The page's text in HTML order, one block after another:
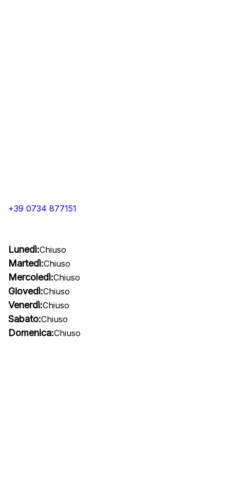
+39 0734 877151
Lunedì:Chiuso
Martedì:Chiuso
Mercoledì:Chiuso
Giovedì:Chiuso
Venerdì:Chiuso
Sabato:Chiuso
Domenica:Chiuso